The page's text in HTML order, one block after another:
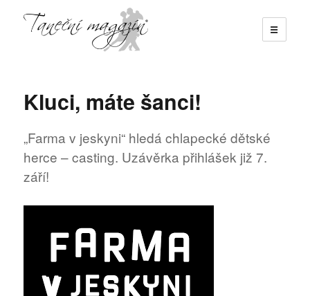
☰
Kluci, máte šanci!
„Farma v jeskyni“ hledá chlapecké dětské
herce – casting. Uzávěrka přihlášek již 7.
září!